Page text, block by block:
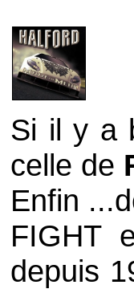
Si il y a
celle de
Enfin
FIGHT
depuis